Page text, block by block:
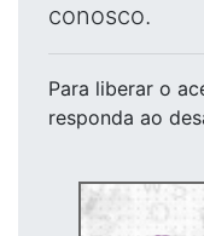
conosco.
Para liberar o
responda ao